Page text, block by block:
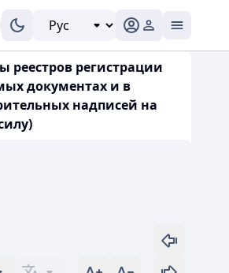
регистрации
документах и в
надписей на